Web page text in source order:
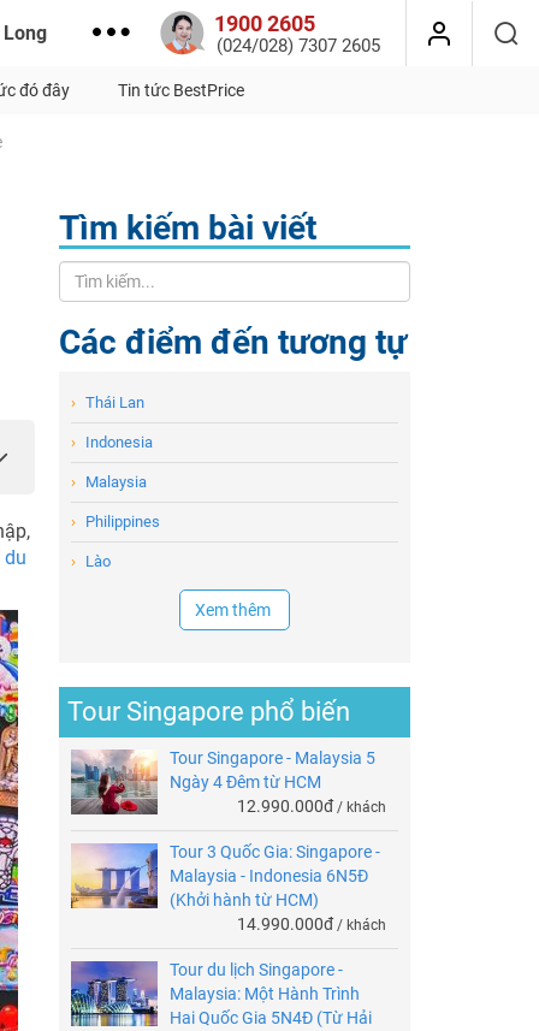
1900 2605
(024/028) 7307 2605
đó đây Tin tức BestPrice
du
Tìm kiếm bài viết
Các điểm đến tương tự
› Thái Lan
› Indonesia
› Malaysia
› Philippines
› Lào
Xem thêm
Tour Singapore phổ biến
Tour Singapore - Malaysia 5
Ngày 4 Đêm từ HCM
12.990.000đ / khách
Tour 3 Quốc Gia: Singapore -
Malaysia - Indonesia 6N5Đ
(Khởi hành từ HCM)
14.990.000đ / khách
Tour du lịch Singapore -
Malaysia: Một Hành Trình
Hai Quốc Gia 5N4Đ (Từ Hải